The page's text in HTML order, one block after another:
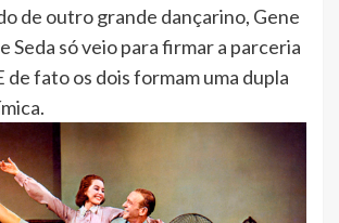
de outro grande dançarino, Gene
Seda só veio para firmar a parceria
de fato os dois formam uma dupla